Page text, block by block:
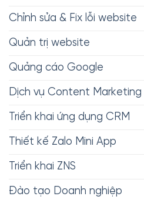
Chỉnh sửa & Fix lỗi website
Quản trị website
Quảng cáo Google
Dịch vụ Content Marketing
Triển khai ứng dụng CRM
Thiết kế Zalo Mini App
Triển khai ZNS
Đào tạo Doanh nghiệp